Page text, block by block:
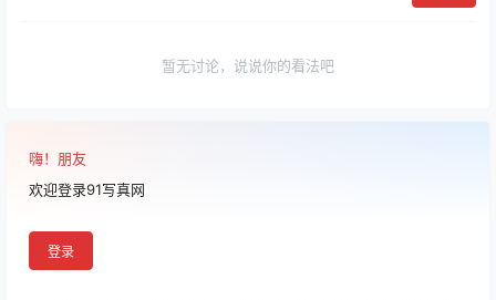
暂无讨论，说说你的看法吧
嗨！朋友
欢迎登录91写真网
登录